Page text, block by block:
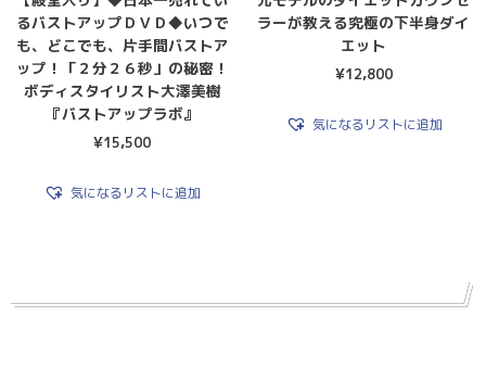
るバストアップＤＶＤ◆いつで
も、どこでも、片手間バストア
ップ！「２分２６秒」の秘密！
ボディスタイリスト大澤美樹
『バストアップラボ』
¥15,500
気になるリストに追加
ラーが教える究極の下半身ダイ
エット
¥12,800
気になるリストに追加